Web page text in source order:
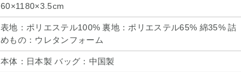
60×1180×3.5cm
表地：ポリエステル100% 裏地：ポリエステル65% 綿35% 詰
めもの：ウレタンフォーム
本体：日本製 バッグ：中国製